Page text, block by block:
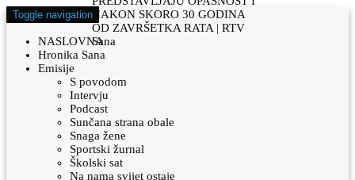
Toggle navigation
NASLOVNA
Hronika Sana
Emisije
S povodom
Intervju
Podcast
Sunčana strana obale
Snaga žene
Sportski žurnal
Školski sat
Na nama svijet ostaje